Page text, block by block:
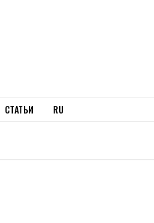
СТАТЬИ RU